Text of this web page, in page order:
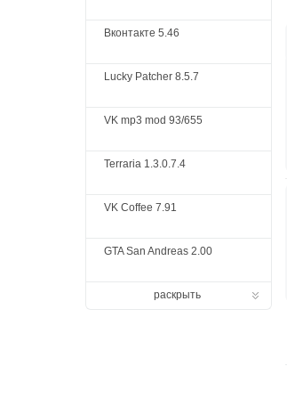
Вконтакте 5.46
Lucky Patcher 8.5.7
VK mp3 mod 93/655
Terraria 1.3.0.7.4
VK Coffee 7.91
GTA San Andreas 2.00
раскрыть